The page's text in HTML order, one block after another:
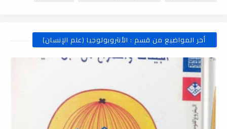
أخر المواضيع من قسم : الأنثروبولوجيا (علم الإنسان)